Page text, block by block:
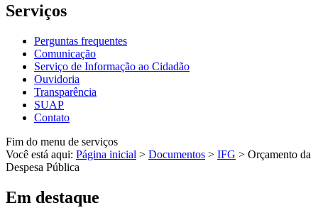
Serviços
Perguntas frequentes
Comunicação
Serviço de Informação ao Cidadão
Ouvidoria
Transparência
SUAP
Contato
Fim do menu de serviços
Você está aqui: Página inicial > Documentos > IFG > Orçamento da
Despesa Pública
Em destaque